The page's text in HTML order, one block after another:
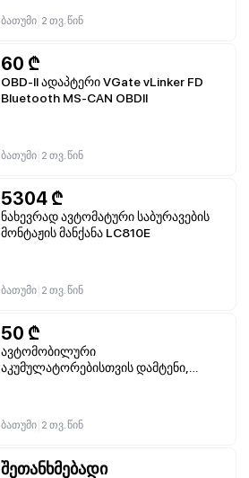
ბათუმი 2 თვ. წინ
60 ₾
OBD-II ადაპტერი VGate vLinker FD
Bluetooth MS-CAN OBDII
ბათუმი 2 თვ. წინ
5304 ₾
ნახევრად ავტომატური საბურავების
მონტაჟის მანქანა LC810E
ბათუმი 2 თვ. წინ
50 ₾
ავტომობილური
აკუმულატორებისთვის დამტენი,
ბათუმი 2 თვ. წინ
შეთანხმებადი